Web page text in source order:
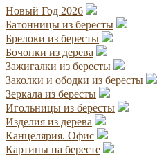
Новый Год 2026
Батонницы из бересты
Брелоки из бересты
Бочонки из дерева
Зажигалки из бересты
Заколки и ободки из бересты
Зеркала из бересты
Игольницы из бересты
Изделия из дерева
Канцелярия. Офис
Картины на бересте